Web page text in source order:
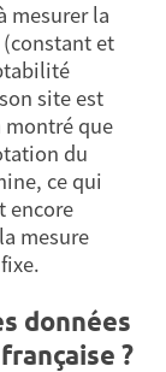
mesurer la
et
site est
montré que
du
ce qui
encore
mesure
données
?